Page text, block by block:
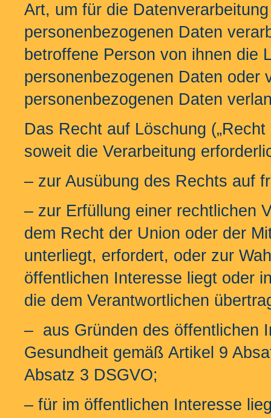
Art, um für die
personenbezogenen Daten
betroffene Person von ihnen die
personenbezogenen Daten oder
personenbezogenen Daten
Das Recht auf Löschung
soweit die Verarbeitung
– zur Ausübung des Rechts auf
– zur Erfüllung einer rechtlichen
dem Recht der Union oder der
unterliegt, erfordert, oder zur
öffentlichen Interesse liegt oder
die dem Verantwortlichen
– aus Gründen des öffentlichen
Gesundheit gemäß Artikel 9
Absatz 3 DSGVO;
– für im öffentlichen Interesse